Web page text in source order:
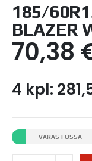
185/
BLAZER
70,38
4 kpl:
VARASTOSSA